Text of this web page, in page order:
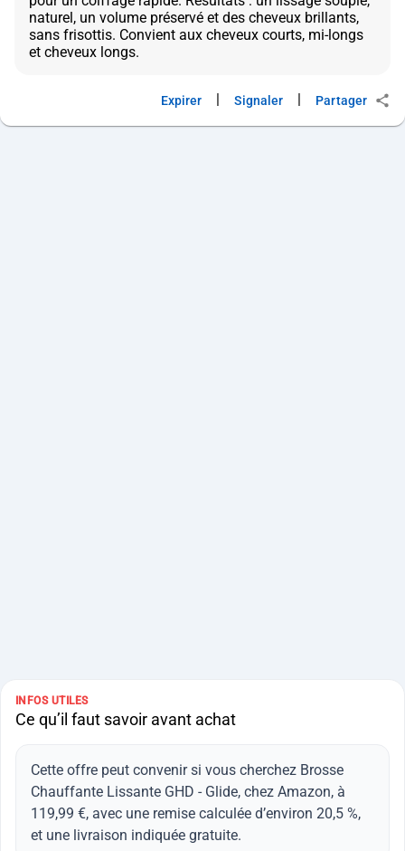
naturel, un volume préservé et des cheveux brillants,
sans frisottis. Convient aux cheveux courts, mi-longs
Expirer | Signaler | Partager
INFOS UTILES
Ce qu’il faut savoir avant achat
Cette offre peut convenir si vous cherchez Brosse
Chauffante Lissante GHD - Glide, chez Amazon, à
119,99 €, avec une remise calculée d’environ 20,5 %,
et une livraison indiquée gratuite.